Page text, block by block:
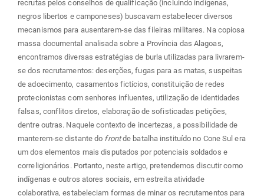
recrutas pelos conselhos de qualificação (incluindo indígenas,
negros libertos e camponeses) buscavam estabelecer diversos
mecanismos para ausentarem-se das fileiras militares. Na copiosa
massa documental analisada sobre a Província das Alagoas,
encontramos diversas estratégias de burla utilizadas para livrarem-
se dos recrutamentos: deserções, fugas para as matas, suspeitas
de adoecimento, casamentos fictícios, constituição de redes
protecionistas com senhores influentes, utilização de identidades
falsas, conflitos diretos, elaboração de sofisticadas petições,
dentre outras. Naquele contexto de incertezas, a possibilidade de
manterem-se distante do frontde batalha instituído no Cone Sul era
um dos elementos mais disputados por potenciais soldados e
correligionários. Portanto, neste artigo, pretendemos discutir como
indígenas e outros atores sociais, em estreita atividade
colaborativa, estabeleciam formas de minar os recrutamentos para